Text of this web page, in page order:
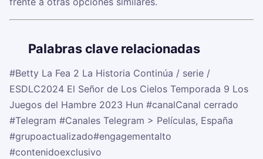
Palabras clave relacionadas
#Betty La Fea 2 La Historia Continúa / serie /
ESDLC2024 El Señor de Los Cielos Temporada 9 Los
Juegos del Hambre 2023 Hun #canalCanal cerrado
#Telegram #Canales Telegram > Películas, España
#grupoactualizado#engagementalto
#contenidoexclusivo